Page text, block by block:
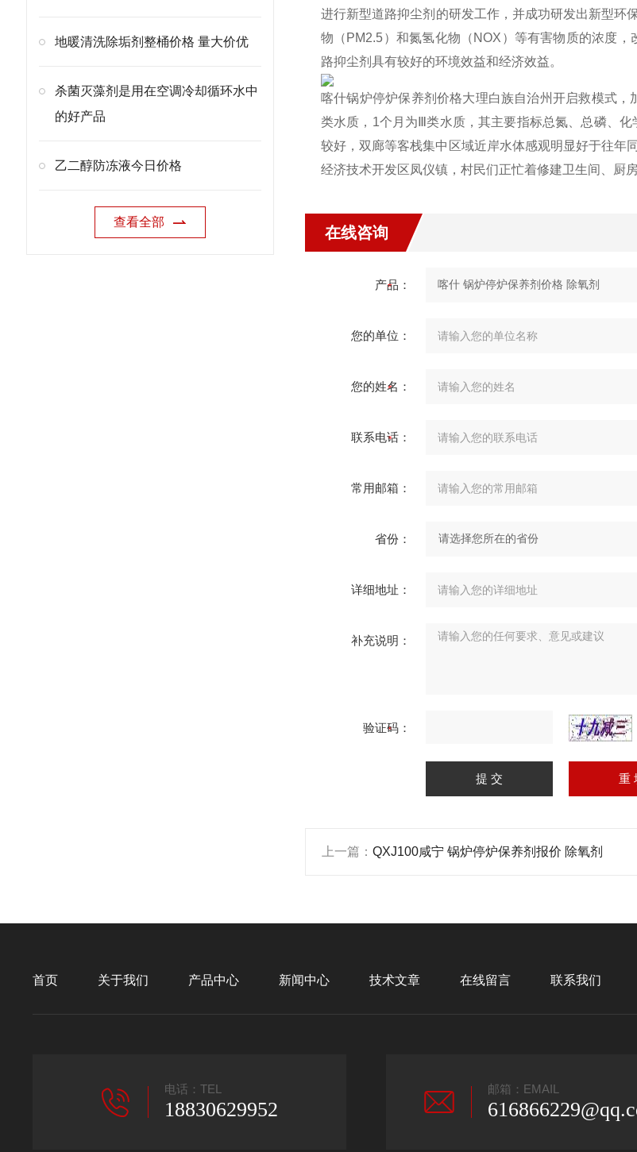
地暖清洗除垢剂整桶价格 量大价优
杀菌灭藻剂是用在空调冷却循环水中
的好产品
乙二醇防冻液今日价格
查看全部
进行新型道路抑尘剂的研发工作，并成功研发出新型环
物（PM2.5）和氮氢化物（NOX）等有害物质的浓度
路抑尘剂具有较好的环境效益和经济效益。
喀什锅炉停炉保养剂价格大理白族自治州开启救模式，
类水质，1个月为Ⅲ类水质，其主要指标总氮、总磷、
较好，双廊等客栈集中区域近岸水体感观明显好于往年
经济技术开发区凤仪镇，村民们正忙着修建卫生间、厨房
在线咨询
产品：
您的单位：
您的姓名：
联系电话：
常用邮箱：
省份：
详细地址：
补充说明：
验证码：
上一篇： QXJ100咸宁 锅炉停炉保养剂报价 除氧剂
首页 关于我们 产品中心 新闻中心 技术文章 在线留言 联系我们
电话：TEL
18830629952
邮箱：EMAIL